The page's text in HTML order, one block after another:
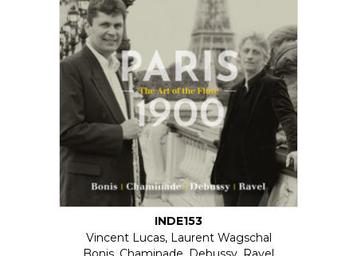
INDE153
Vincent Lucas, Laurent Wagschal